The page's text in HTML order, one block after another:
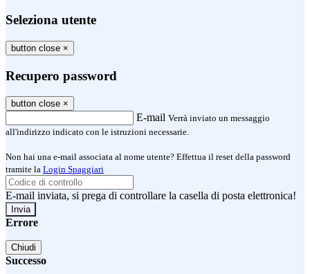
Seleziona utente
button close ×
Recupero password
button close ×
E-mail Verrà inviato un messaggio
all'indirizzo indicato con le istruzioni necessarie.
Non hai una e-mail associata al nome utente? Effettua il reset della password
tramite la Login Spaggiari
E-mail inviata, si prega di controllare la casella di posta elettronica!
Errore
Chiudi
Successo